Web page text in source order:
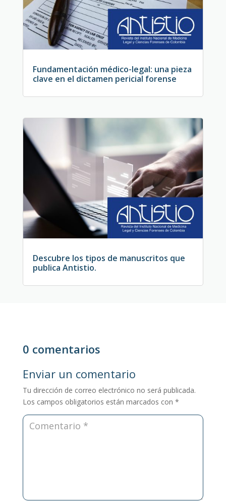
Fundamentación médico-legal: una pieza
clave en el dictamen pericial forense
Descubre los tipos de manuscritos que
publica Antistio.
0 comentarios
Enviar un comentario
Tu dirección de correo electrónico no será publicada.
Los campos obligatorios están marcados con *